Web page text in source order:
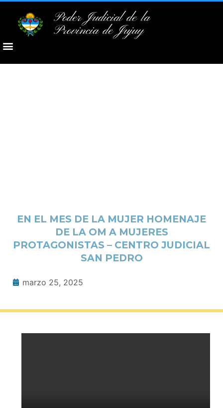
Poder Judicial de la
Provincia de Jujuy
EN EL MES DE LA MUJER HOMENAJE
DE LA OM A MUJERES
PROTAGONISTAS – CENTRO JUDICIAL
SAN PEDRO
marzo 25, 2025